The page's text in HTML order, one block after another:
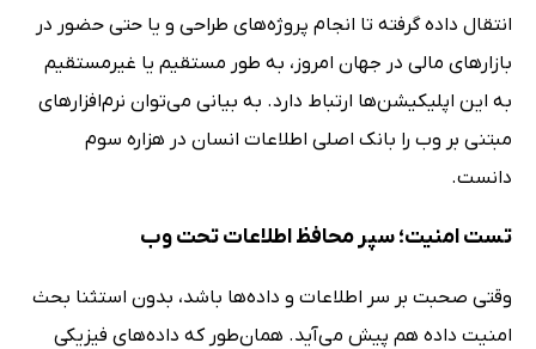
انتقال داده گرفته تا انجام پروژه‌های طراحی و یا حتی حضور در
بازارهای مالی در جهان امروز، به طور مستقیم یا غیرمستقیم
به این اپلیکیشن‌ها ارتباط دارد. به بیانی می‌توان نرم‌افزارهای
مبتنی بر وب را بانک اصلی اطلاعات انسان در هزاره سوم
دانست.
تست امنیت؛ سپر محافظ اطلاعات تحت وب
وقتی صحبت بر سر اطلاعات و داده‌ها باشد، بدون استثنا بحث
امنیت داده هم پیش می‌آید. همان‌طور که داده‌های فیزیکی